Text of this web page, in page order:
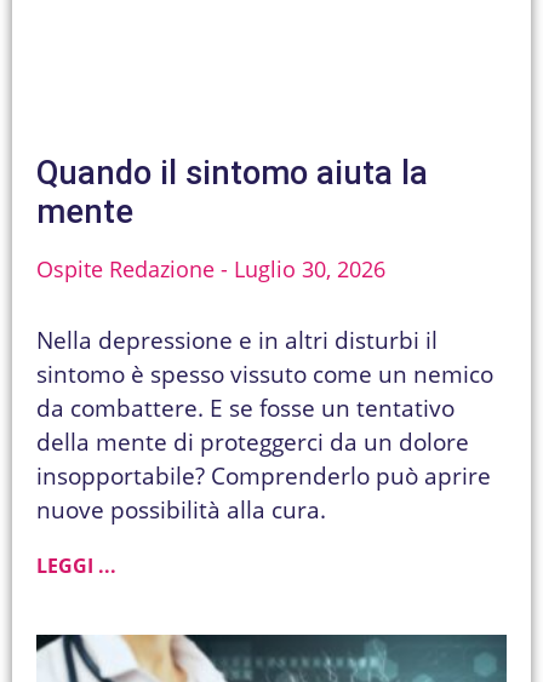
Quando il sintomo aiuta la
mente
Ospite Redazione Luglio 30, 2026
Nella depressione e in altri disturbi il
sintomo è spesso vissuto come un nemico
da combattere. E se fosse un tentativo
della mente di proteggerci da un dolore
insopportabile? Comprenderlo può aprire
nuove possibilità alla cura.
LEGGI ...